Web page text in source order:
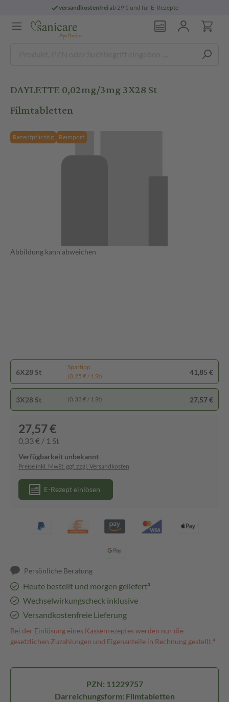
versandkostenfreiab 29 € und für E-Rezepte
DAYLETTE 0,02mg/3mg 3X28 St
Filmtabletten
Rezeptpflichtig Reimport
Abbildung kann abweichen
6X28 St
Spartipp
(0,25 € / 1 St)
41,85 €
3X28 St (0,33 € / 1 St) 27,57 €
27,57 €
0,33 € / 1 St
Verfügbarkeit unbekannt
Preise inkl. MwSt. ggf. zzgl. Versandkosten
E-Rezept einlösen
Persönliche Beratung
Heute bestellt und morgen geliefert³
Wechselwirkungscheck inklusive
Versandkostenfreie Lieferung
Bei der Einlösung eines Kassenrezeptes werden nur die
gesetzlichen Zuzahlungen und Eigenanteile in Rechnung gestellt.⁴
PZN: 11229757
Darreichungsform: Filmtabletten